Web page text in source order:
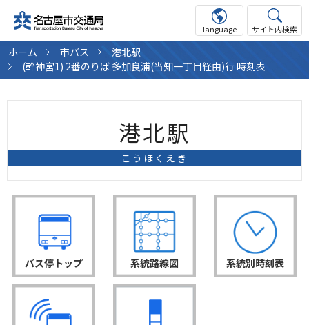
language サイト内検索
ホーム 市バス
港北駅
(幹神宮1) 2番のりば 多加良浦(当知一丁目経由)行 時刻表
港北駅
こうほくえき
バス停トップ 系統路線図 系統別時刻表